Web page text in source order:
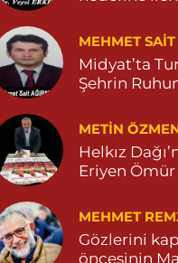
Turan Eczanesi
MAHALLE KISMETLİ
OCAĞI YANI
MEHMET
Midyat’ta
Şehrin
METIN
Helkız
Eriyen Ömür
MEHMET
Gözlerini
öncesinin